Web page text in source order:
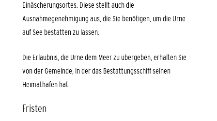
Einäscherungsortes. Diese stellt auch die
Ausnahmegenehmigung aus, die Sie benötigen, um die Urne
auf See bestatten zu lassen.
Die Erlaubnis, die Urne dem Meer zu übergeben, erhalten Sie
von der Gemeinde, in der das Bestattungsschiff seinen
Heimathafen hat.
Fristen